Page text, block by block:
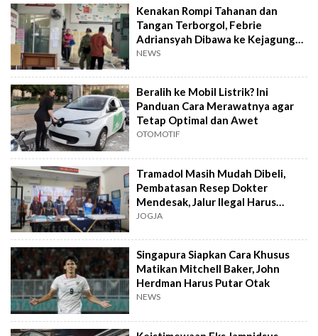
Kenakan Rompi Tahanan dan
Tangan Terborgol, Febrie
Adriansyah Dibawa ke Kejagung
untuk Diperiksa
NEWS
Beralih ke Mobil Listrik? Ini
Panduan Cara Merawatnya agar
Tetap Optimal dan Awet
OTOMOTIF
Tramadol Masih Mudah Dibeli,
Pembatasan Resep Dokter
Mendesak, Jalur Ilegal Harus
Distop
JOGJA
Singapura Siapkan Cara Khusus
Matikan Mitchell Baker, John
Herdman Harus Putar Otak
NEWS